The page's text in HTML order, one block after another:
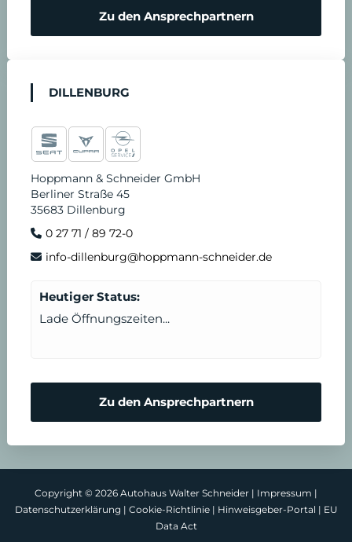
Zu den Ansprechpartnern
DILLENBURG
Hoppmann & Schneider GmbH
Berliner Straße 45
35683 Dillenburg
0 27 71 / 89 72-0
info-dillenburg@hoppmann-schneider.de
Heutiger Status:
Lade Öffnungszeiten...
Zu den Ansprechpartnern
Copyright © 2026 Autohaus Walter Schneider | Impressum |
Datenschutzerklärung | Cookie-Richtlinie| Hinweisgeber-Portal | EU
Data Act